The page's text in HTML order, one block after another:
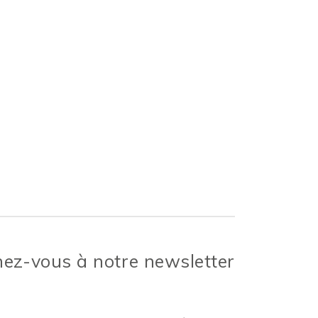
vous à notre newsletter